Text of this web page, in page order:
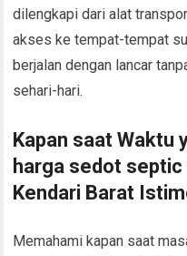
dilengkapi dari alat
akses ke tempat-tempat
berjalan dengan lancar
sehari-hari.
Kapan saat Waktu
harga sedot
Kendari Barat
Memahami kapan saat